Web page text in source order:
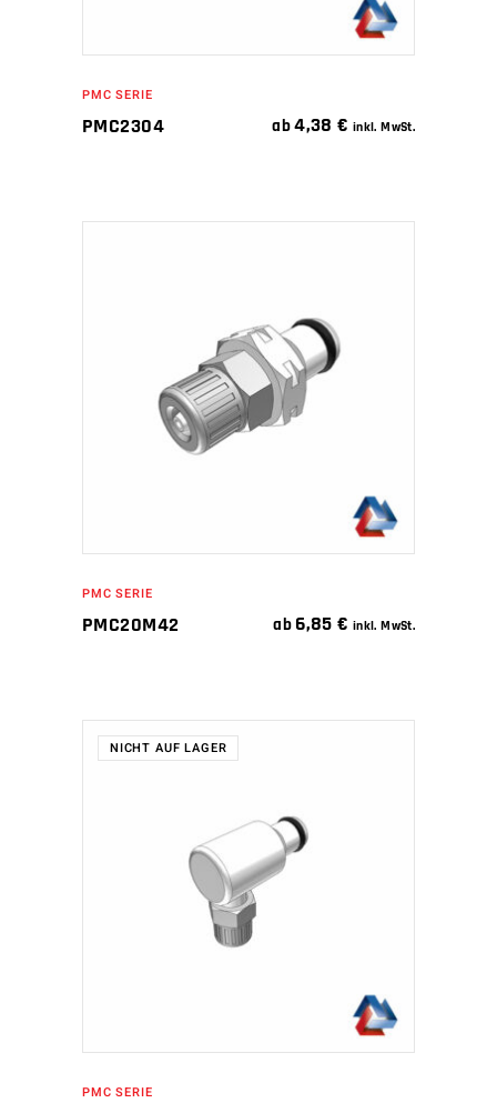
PMC SERIE
PMC2304 ab4,38€ inkl. MwSt.
IN DEN WARENKORB
PMC SERIE
PMC20M42 ab 6,85€ inkl. MwSt.
NICHT AUF LAGER
WEITERLESEN
PMC SERIE